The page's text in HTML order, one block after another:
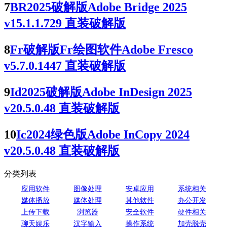
7BR2025破解版Adobe Bridge 2025
v15.1.1.729 直装破解版
8Fr破解版Fr绘图软件Adobe Fresco
v5.7.0.1447 直装破解版
9Id2025破解版Adobe InDesign 2025
v20.5.0.48 直装破解版
10Ic2024绿色版Adobe InCopy 2024
v20.5.0.48 直装破解版
分类列表
应用软件 图像处理 安卓应用
系统相关
媒体播放
媒体处理 其他软件
办公开发
上传下载
浏览器 安全软件
硬件相关
聊天娱乐
汉字输入 操作系统
加壳脱壳